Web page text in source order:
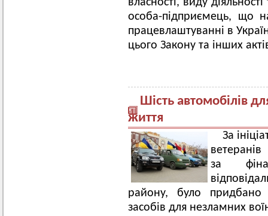
власності, виду
особа-підприємець, що
працевлаштуванні в
цього Закону та інших
Шість автомобілів
життя
За
за
району, було придбано
засобів для незламних